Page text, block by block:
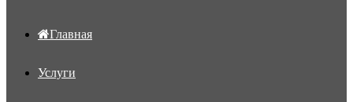
Главная
Услуги